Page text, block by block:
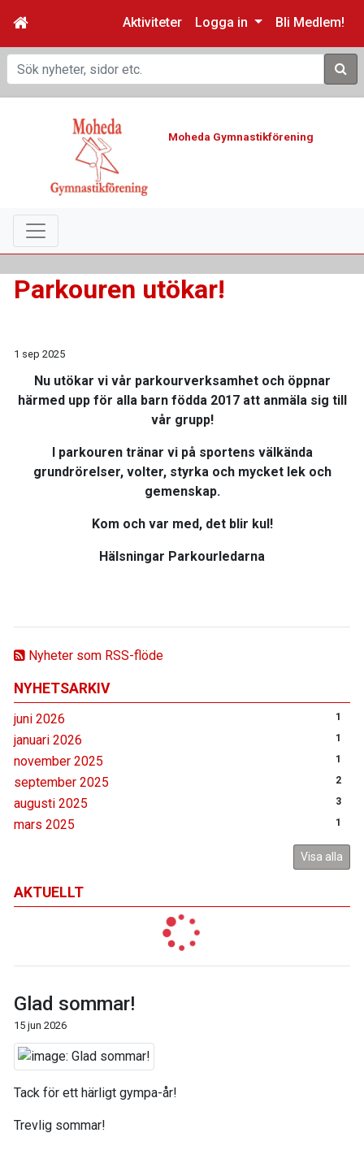
Aktiviteter Logga in Bli Medlem!
Sök
Moheda Gymnastikförening
Nyheter som RSS-flöde
NYHETSARKIV
juni 2026 1
januari 2026 1
november 2025 1
september 2025 2
augusti 2025 3
mars 2025 1
Visa alla
AKTUELLT
Glad sommar!
15 jun 2026
Tack för ett härligt gympa-år!
Trevlig sommar!
Parkouren utökar!
1 sep 2025
Nu utökar vi vår parkourverksamhet och öppnar
härmed upp för alla barn födda 2017att anmäla sig till
vår grupp!
I parkouren tränar vi på sportens välkända
grundrörelser, volter, styrka och mycket lek och
gemenskap.
Kom och var med, det blir kul!
Hälsningar Parkourledarna